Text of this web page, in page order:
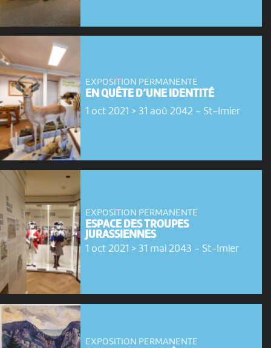
EXPOSITION PERMANENTE
EN QUÊTE D’UNE IDENTITÉ
1 oct 2021 > 31 aoû 2042- St-Imier
EXPOSITION PERMANENTE
ESPACE DES TROUPES
JURASSIENNES
1 oct 2021 > 31 mai 2043 - St-Imier
EXPOSITION PERMANENTE